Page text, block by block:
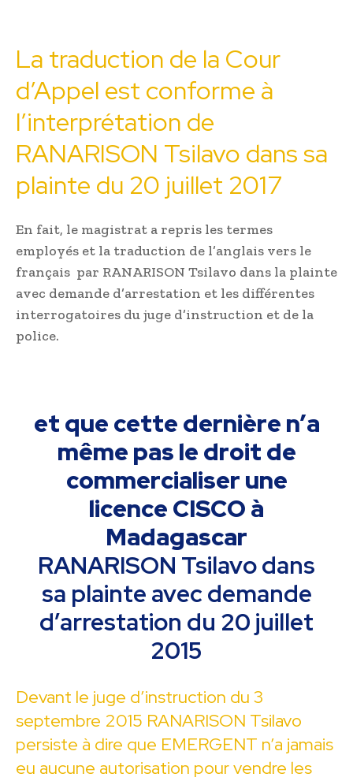
La traduction de la Cour
d’Appel est conforme à
l’interprétation de
RANARISON Tsilavo dans sa
plainte du 20 juillet 2017
En fait, le magistrat a repris les termes
employés et la traduction de l’anglais vers le
français par RANARISON Tsilavo dans la plainte
avec demande d’arrestation et les différentes
interrogatoires du juge d’instruction et de la
police.
et que cette dernière n’a
même pas le droit de
commercialiser une
licence CISCO à
Madagascar
RANARISON Tsilavo dans
sa plainte avec demande
d’arrestation du 20 juillet
2015
Devant le juge d’instruction du 3
septembre 2015 RANARISON Tsilavo
persiste à dire que EMERGENT n’a jamais
eu aucune autorisation pour vendre les